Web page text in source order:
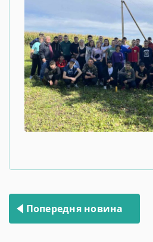
Навігація
записів
Попередня новина